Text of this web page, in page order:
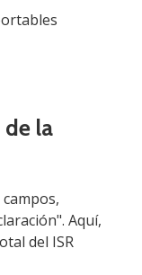
de la
Aquí,
del ISR